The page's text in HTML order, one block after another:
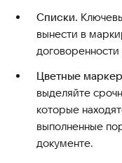
Списки.
вынести в
Цветные
выделяйте
которые
выполненные
документе.